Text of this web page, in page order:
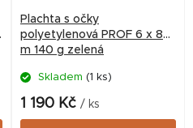
Plachta s očky
polyetylenová PROF 6 x 8
m 140 g zelená
Skladem (1 ks)
1 190 Kč / ks